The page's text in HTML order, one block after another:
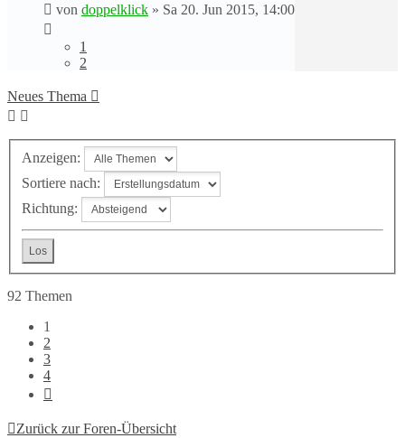
von doppelklick » Sa 20. Jun 2015, 14:00
1
2
Neues Thema
Anzeigen:
Sortiere nach:
Richtung:
92 Themen
1
2
3
4
Zurück zur Foren-Übersicht